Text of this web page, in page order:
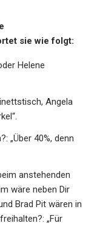
sie wie folgt:
Helene
Angela
„Über 40%, denn
anstehenden
wäre neben Dir
Brad Pit wären in
„Für